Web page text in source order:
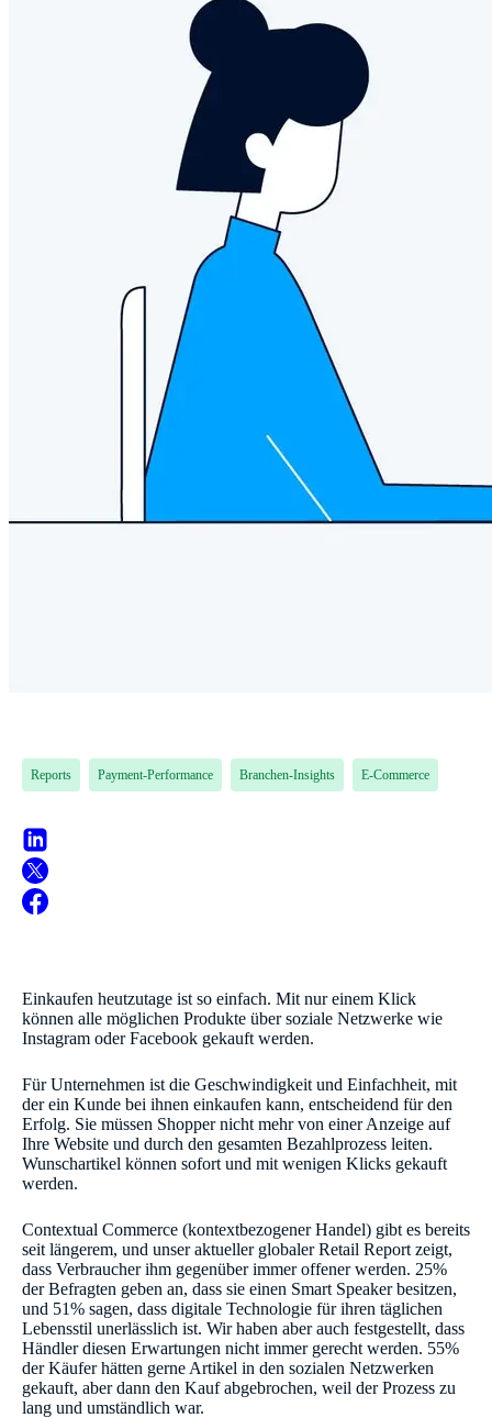
Reports Payment-Performance Branchen-Insights E-Commerce
Einkaufen heutzutage ist so einfach. Mit nur einem Klick
können alle möglichen Produkte über soziale Netzwerke wie
Instagram oder Facebook gekauft werden.
Für Unternehmen ist die Geschwindigkeit und Einfachheit, mit
der ein Kunde bei ihnen einkaufen kann, entscheidend für den
Erfolg. Sie müssen Shopper nicht mehr von einer Anzeige auf
Ihre Website und durch den gesamten Bezahlprozess leiten.
Wunschartikel können sofort und mit wenigen Klicks gekauft
werden.
Contextual Commerce (kontextbezogener Handel) gibt es bereits
seit längerem, und unser aktueller globaler Retail Report zeigt,
dass Verbraucher ihm gegenüber immer offener werden. 25%
der Befragten geben an, dass sie einen Smart Speaker besitzen,
und 51% sagen, dass digitale Technologie für ihren täglichen
Lebensstil unerlässlich ist. Wir haben aber auch festgestellt, dass
Händler diesen Erwartungen nicht immer gerecht werden. 55%
der Käufer hätten gerne Artikel in den sozialen Netzwerken
gekauft, aber dann den Kauf abgebrochen, weil der Prozess zu
lang und umständlich war.